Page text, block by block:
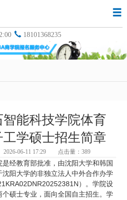
18101368235
能科技学院体育
学硕士招生简章
2026-06-11 17:29 点击量： 389
经教育部批准，由沈阳大学和韩国
阳大学的非独立法人中外合作办学
）。学院设
硕士专业，面向全国自主招生。学